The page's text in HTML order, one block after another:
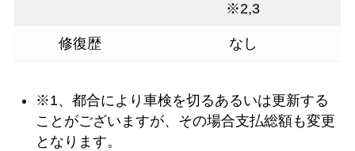
※2,3
修復歴 なし
※1、都合により車検を切るあるいは更新する
ことがございますが、その場合支払総額も変更
となります。